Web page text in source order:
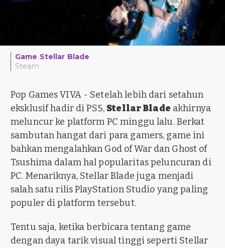
Game Stellar Blade
Steam
Pop Games VIVA - Setelah lebih dari setahun
eksklusif hadir di PS5, Stellar Blade akhirnya
meluncur ke platform PC minggu lalu. Berkat
sambutan hangat dari para gamers, game ini
bahkan mengalahkan God of War dan Ghost of
Tsushima dalam hal popularitas peluncuran di
PC. Menariknya, Stellar Blade juga menjadi
salah satu rilis PlayStation Studio yang paling
populer di platform tersebut.
Tentu saja, ketika berbicara tentang game
dengan daya tarik visual tinggi seperti Stellar